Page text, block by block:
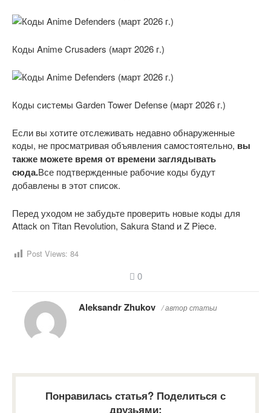
Коды Anime Crusaders (март 2026 г.)
Коды системы Garden Tower Defense (март 2026 г.)
Если вы хотите отслеживать недавно обнаруженные
коды, не просматривая объявления самостоятельно, вы
также можете время от времени заглядывать
сюда.Все подтвержденные рабочие коды будут
добавлены в этот список.
Перед уходом не забудьте проверить новые коды для
Attack on Titan Revolution, Sakura Stand и Z Piece.
Post Views: 84
0
Aleksandr Zhukov / автор статьи
Понравилась статья? Поделиться с
друзьями: